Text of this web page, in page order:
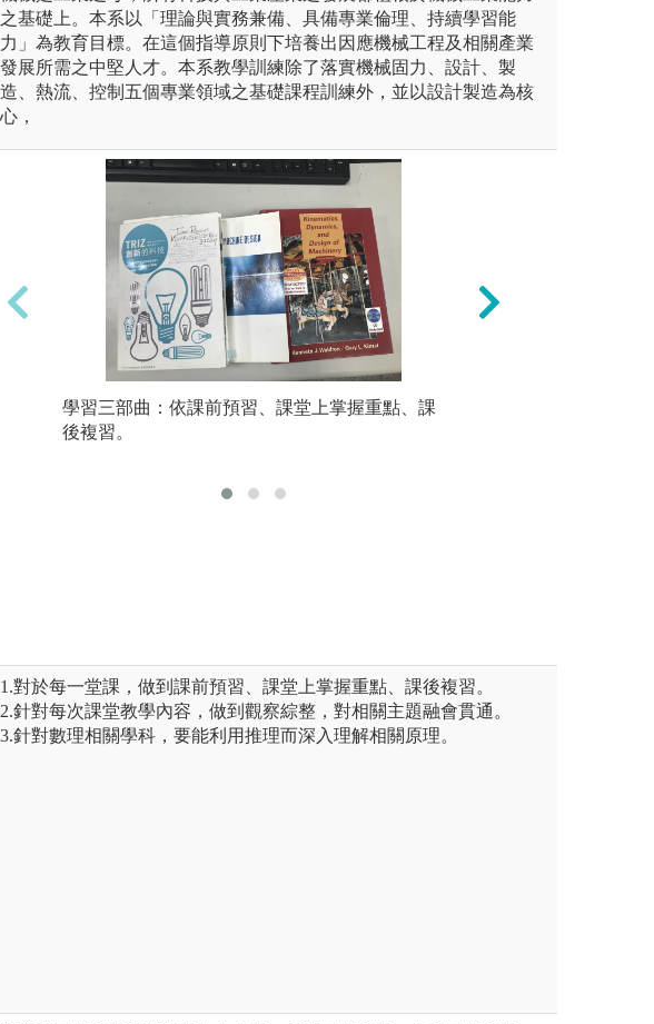
之基礎上。本系以「理論與實務兼備、具備專業倫理、持續學習能
力」為教育目標。在這個指導原則下培養出因應機械工程及相關產業
發展所需之中堅人才。本系教學訓練除了落實機械固力、設計、製
造、熱流、控制五個專業領域之基礎課程訓練外，並以設計製造為核
心，
熟習基礎學科的學習
本系的基礎學科包含數學、化學、物理和生物，
夠預防或減少工作場所事故的發生和危害，並且
學習三部曲：依課前預習、課堂上掌握重點、課
後複習。
1.對於每一堂課，做到課前預習、課堂上掌握重點、課後複習。
2.針對每次課堂教學內容，做到觀察綜整，對相關主題融會貫通。
3.針對數理相關學科，要能利用推理而深入理解相關原理。